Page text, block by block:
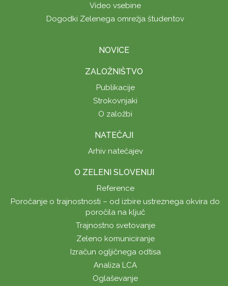
Video vsebine
Dogodki Zelenega omrežja študentov
NOVICE
ZALOŽNIŠTVO
Publikacije
Strokovnjaki
O založbi
NATEČAJI
Arhiv natečajev
O ZELENI SLOVENIJI
Reference
Poročanje o trajnostnosti – od izbire ustreznega okvira do
poročila na ključ
Trajnostno svetovanje
Zeleno komuniciranje
Izračun ogljičnega odtisa
Analiza LCA
Oglaševanje